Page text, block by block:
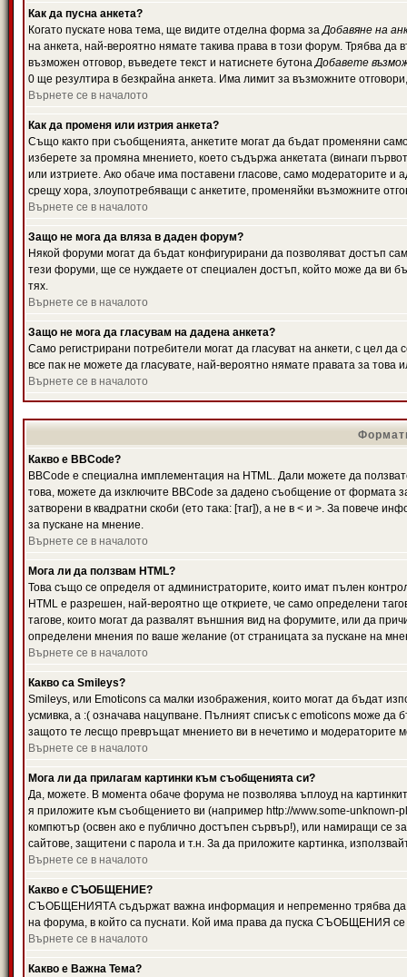
Как да пусна анкета?
Когато пускате нова тема, ще видите отделна форма заДобавяне на
на анкета, най-вероятно нямате такива права в този форум. Трябва да
възможен отговор, въведете текст и натиснете бутонаДобавете
0 ще резултира в безкрайна анкета. Има лимит за възможните
Върнете се в началото
Как да променя или изтрия анкета?
Също както при съобщенията, анкетите могат да бъдат променяни
изберете за промяна мнението, което съдържа анкетата (винаги
или изтриете. Ако обаче има поставени гласове, само модераторите и
срещу хора, злоупотребяващи с анкетите, променяйки възможните
Върнете се в началото
Защо не мога да вляза в даден форум?
Някой форуми могат да бъдат конфигурирани да позволяват достъп
тези форуми, ще се нуждаете от специален достъп, който може да ви
тях.
Върнете се в началото
Защо не мога да гласувам на дадена анкета?
Само регистрирани потребители могат да гласуват на анкети, с цел
все пак не можете да гласувате, най-вероятно нямате правата за това
Върнете се в началото
Какво е BBCode?
BBCode е специална имплементация на HTML. Дали можете да
това, можете да изключите BBCode за дадено съобщение от формата
затворени в квадратни скоби (ето така: [таг]), а не в < и >. За повече
за пускане на мнение.
Върнете се в началото
Мога ли да ползвам HTML?
Това също се определя от администраторите, които имат пълен
HTML е разрешен, най-вероятно ще откриете, че само определени
тагове, които могат да развалят външния вид на форумите, или да
определени мнения по ваше желание (от страницата за пускане на
Върнете се в началото
Какво са Smileys?
Smileys, или Emoticons са малки изображения, които могат да бъдат
усмивка, а :( означава нацупване. Пълният списък с emoticons може да
защото те лесщо превръщат мнението ви в нечетимо и модераторите
Върнете се в началото
Мога ли да прилагам картинки към съобщенията си?
Да, можете. В момента обаче форума не позволява ъплоуд на
я приложите към съобщението ви (например http://www.some-
компютър (освен ако е публично достъпен сървър!), или намиращи се
сайтове, защитени с парола и т.н. За да приложите картинка,
Върнете се в началото
Какво е СЪОБЩЕНИЕ?
СЪОБЩЕНИЯТА съдържат важна информация и непременно трябва да
на форума, в който са пуснати. Кой има права да пуска СЪОБЩЕНИЯ се
Върнете се в началото
Какво е Важна Тема?